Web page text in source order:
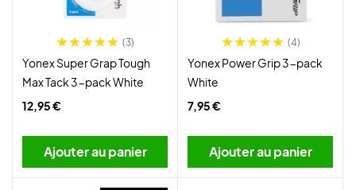
(3)
Yonex Super Grap Tough
Max Tack 3-pack White
12,95 €
Ajouter au panier
(4)
Yonex Power Grip 3-pack
White
7,95 €
Ajouter au panier